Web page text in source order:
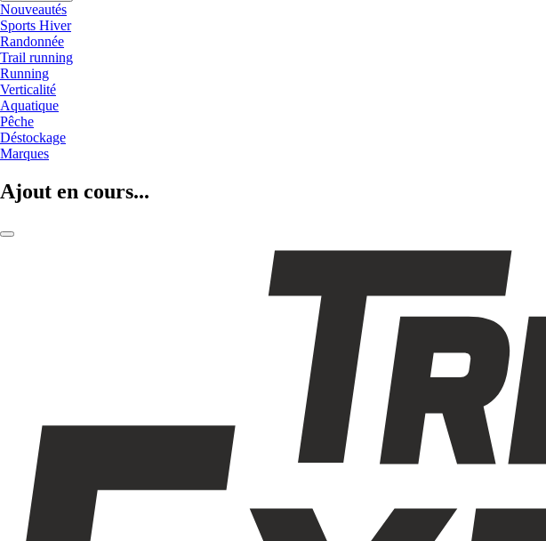
Nouveautés
Sports Hiver
Randonnée
Trail running
Running
Verticalité
Aquatique
Pêche
Déstockage
Marques
Ajout en cours...